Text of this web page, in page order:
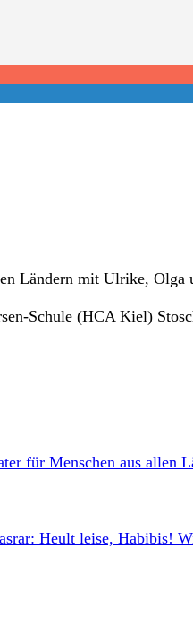
Ländern mit Ulrike, Olga
Schule (HCA Kiel)
für Menschen aus allen
Heult leise, Habibis!